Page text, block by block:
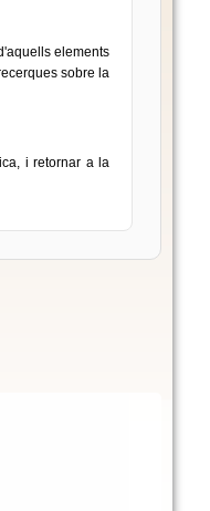
elements
sobre la
i retornar a la